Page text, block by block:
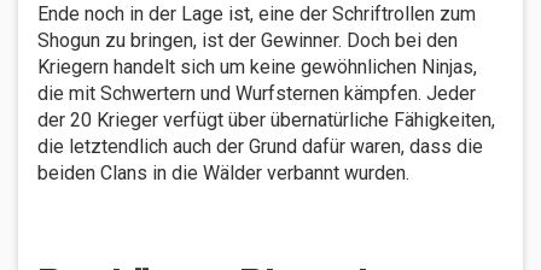
Ende noch in der Lage ist, eine der Schriftrollen zum
Shogun zu bringen, ist der Gewinner. Doch bei den
Kriegern handelt sich um keine gewöhnlichen Ninjas,
die mit Schwertern und Wurfsternen kämpfen. Jeder
der 20 Krieger verfügt über übernatürliche Fähigkeiten,
die letztendlich auch der Grund dafür waren, dass die
beiden Clans in die Wälder verbannt wurden.